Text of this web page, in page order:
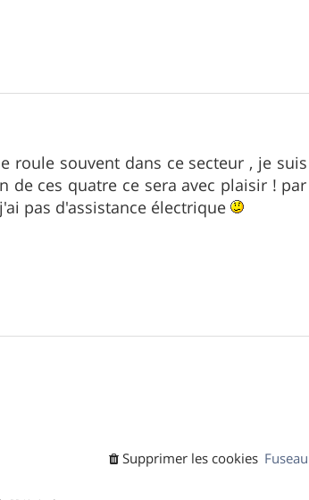
roule souvent dans ce secteur , je
ces quatre ce sera avec plaisir !
pas d'assistance électrique
Supprimer les cookies